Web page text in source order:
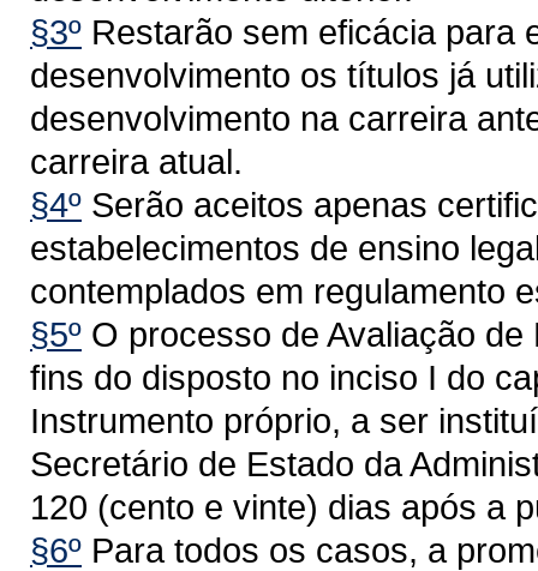
§3º Restarão sem eficácia para
desenvolvimento os títulos já
desenvolvimento na carreira
carreira atual.
§4º Serão aceitos apenas
estabelecimentos de ensino
contemplados em regulamento
§5º O processo de Avaliação
fins do disposto no inciso I do
Instrumento próprio, a ser
Secretário de Estado da
120 (cento e vinte) dias após a
§6º Para todos os casos, a